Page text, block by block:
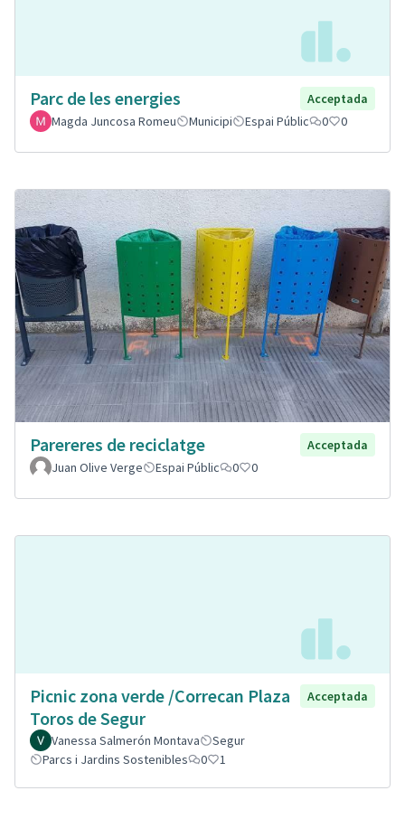
Parc de les energies
Acceptada
Magda Juncosa Romeu
Municipi Espai Públic 0 0
Parereres de reciclatge
Acceptada
Juan Olive Verge
Espai Públic 0 0
Picnic zona verde /Correcan Plaza
Toros de Segur
Acceptada
Vanessa Salmerón Montava
Segur
Parcs i Jardins Sostenibles
0 1